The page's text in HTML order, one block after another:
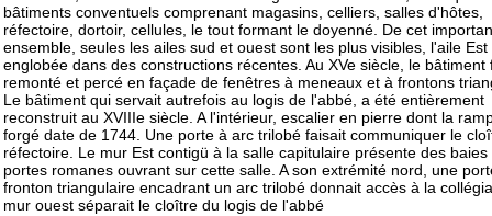
bâtiments conventuels comprenant magasins, celliers, salles d'hôtes,
réfectoire, dortoir, cellules, le tout formant le doyenné. De cet
ensemble, seules les ailes sud et ouest sont les plus visibles, l'aile Est
englobée dans des constructions récentes. Au XVe siècle, le bâtiment
remonté et percé en façade de fenêtres à meneaux et à frontons
Le bâtiment qui servait autrefois au logis de l'abbé, a été entièrement
reconstruit au XVIIIe siècle. A l'intérieur, escalier en pierre dont la
forgé date de 1744. Une porte à arc trilobé faisait communiquer le
réfectoire. Le mur Est contigü à la salle capitulaire présente des baies
portes romanes ouvrant sur cette salle. A son extrémité nord, une
fronton triangulaire encadrant un arc trilobé donnait accès à la
mur ouest séparait le cloître du logis de l'abbé